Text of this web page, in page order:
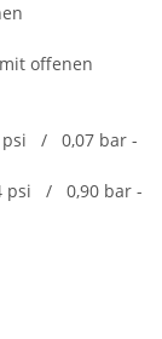
offenen
psi / 0,07 bar -
psi / 0,90 bar -